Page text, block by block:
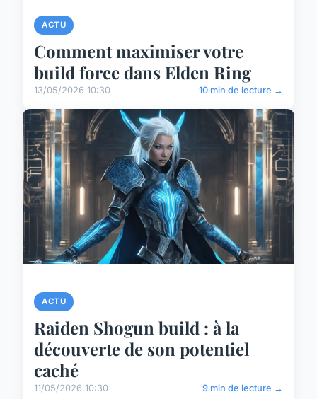
ACTU
Comment maximiser votre
build force dans Elden Ring
13/05/2026 10:30 10 min de lecture →
ACTU
Raiden Shogun build : à la
découverte de son potentiel
caché
11/05/2026 10:30 9 min de lecture →